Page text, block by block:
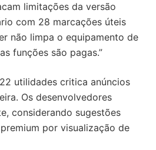
limitações da versão
com 28 marcações úteis
não limpa o equipamento de
funções são pagas.”
utilidades critica anúncios
Os desenvolvedores
considerando sugestões
por visualização de